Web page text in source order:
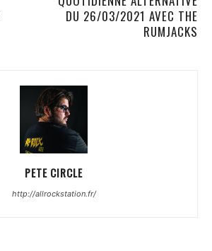
DU 26/03/2021 AVEC THE
RUMJACKS
PETE CIRCLE
http://allrockstation.fr/